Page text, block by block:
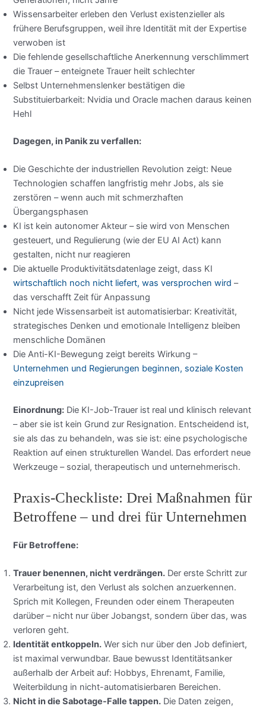
Wissensarbeiter erleben den Verlust existenzieller als
frühere Berufsgruppen, weil ihre Identität mit der Expertise
verwoben ist
Die fehlende gesellschaftliche Anerkennung verschlimmert
die Trauer – enteignete Trauer heilt schlechter
Selbst Unternehmenslenker bestätigen die
Substituierbarkeit: Nvidia und Oracle machen daraus keinen
Hehl
Dagegen, in Panik zu verfallen:
Die Geschichte der industriellen Revolution zeigt: Neue
Technologien schaffen langfristig mehr Jobs, als sie
zerstören – wenn auch mit schmerzhaften
Übergangsphasen
KI ist kein autonomer Akteur – sie wird von Menschen
gesteuert, und Regulierung (wie der EU AI Act) kann
gestalten, nicht nur reagieren
Die aktuelle Produktivitätsdatenlage zeigt, dass KI
wirtschaftlich noch nicht liefert, was versprochen wird –
das verschafft Zeit für Anpassung
Nicht jede Wissensarbeit ist automatisierbar: Kreativität,
strategisches Denken und emotionale Intelligenz bleiben
menschliche Domänen
Die Anti-KI-Bewegung zeigt bereits Wirkung –
Unternehmen und Regierungen beginnen, soziale Kosten
einzupreisen
Einordnung: Die KI-Job-Trauer ist real und klinisch relevant
– aber sie ist kein Grund zur Resignation. Entscheidend ist,
sie als das zu behandeln, was sie ist: eine psychologische
Reaktion auf einen strukturellen Wandel. Das erfordert neue
Werkzeuge – sozial, therapeutisch und unternehmerisch.
Praxis-Checkliste: Drei Maßnahmen für
Betroffene – und drei für Unternehmen
Für Betroffene:
Trauer benennen, nicht verdrängen. Der erste Schritt zur
Verarbeitung ist, den Verlust als solchen anzuerkennen.
Sprich mit Kollegen, Freunden oder einem Therapeuten
darüber – nicht nur über Jobangst, sondern über das, was
verloren geht.
Identität entkoppeln. Wer sich nur über den Job definiert,
ist maximal verwundbar. Baue bewusst Identitätsanker
außerhalb der Arbeit auf: Hobbys, Ehrenamt, Familie,
Weiterbildung in nicht-automatisierbaren Bereichen.
Nicht in die Sabotage-Falle tappen. Die Daten zeigen,